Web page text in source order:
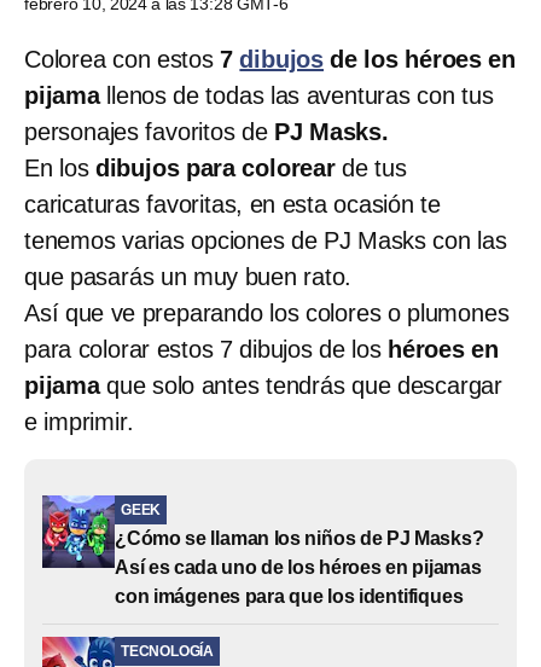
Colorea con estos7dibujos de los héroes en
pijama llenos de todas las aventuras con tus
personajes favoritos dePJ Masks.
En los dibujos para colorearde tus
caricaturas favoritas, en esta ocasión te
tenemos varias opciones de PJ Masks con las
que pasarás un muy buen rato.
Así que ve preparando los colores o plumones
para colorar estos 7 dibujos de los héroes en
pijamaque solo antes tendrás que descargar
e imprimir.
GEEK
¿Cómo se llaman los niños de PJ Masks?
Así es cada uno de los héroes en pijamas
con imágenes para que los identifiques
TECNOLOGÍA